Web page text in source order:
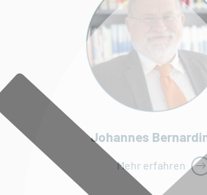
Johannes
Mehr erfahren